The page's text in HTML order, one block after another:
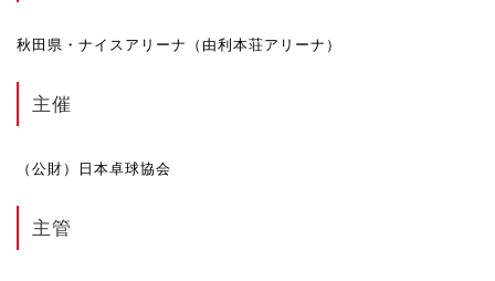
秋田県・ナイスアリーナ（由利本荘アリーナ）
主催
（公財）日本卓球協会
主管